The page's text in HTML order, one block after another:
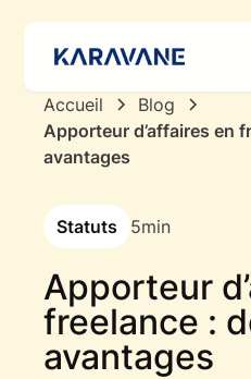
Accueil
Blog
Apporteur d’affaires en
avantages
Statuts 5min
Apporteur
freelance :
avantages